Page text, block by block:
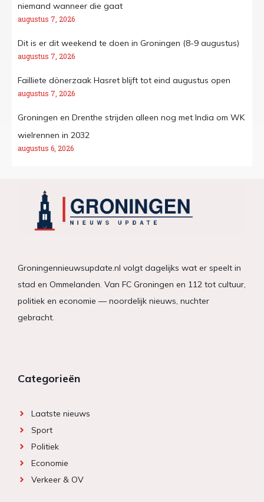
niemand wanneer die gaat
augustus 7, 2026
Dit is er dit weekend te doen in Groningen (8-9 augustus)
augustus 7, 2026
Failliete dönerzaak Hasret blijft tot eind augustus open
augustus 7, 2026
Groningen en Drenthe strijden alleen nog met India om WK
wielrennen in 2032
augustus 6, 2026
Groningennieuwsupdate.nl volgt dagelijks wat er speelt in
stad en Ommelanden. Van FC Groningen en 112 tot cultuur,
politiek en economie — noordelijk nieuws, nuchter
gebracht.
Categorieën
Laatste nieuws
Sport
Politiek
Economie
Verkeer & OV